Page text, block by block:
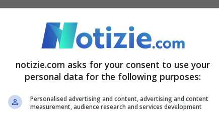
l’una all’altra, e con lo scopo di
un po’ le distanze, visto il momento
ha pensato di spostare il cartello del divieto
fumare, visto che si stava all’esterno
aNotizie.com: “Non c’è stata nessuna
notizie.com asks for your consent to use your
personal data for the following purposes:
Personalised advertising and content, advertising and content
measurement, audience research and services development